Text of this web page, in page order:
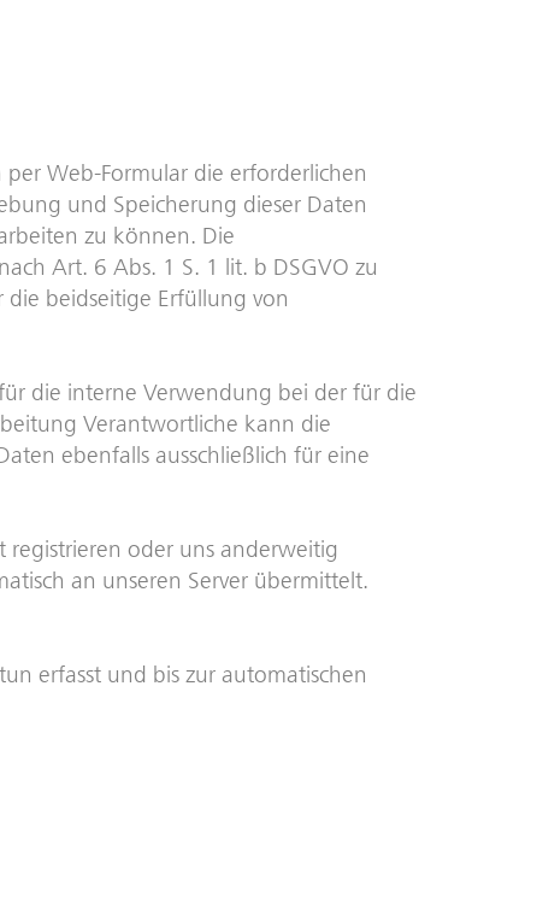
Web-Formular die erforderlichen
und Speicherung dieser Daten
zu können. Die
Art. 6 Abs. 1 S. 1 lit. b DSGVO zu
beidseitige Erfüllung von
die interne Verwendung bei der für die
Verantwortliche kann die
ebenfalls ausschließlich für eine
registrieren oder uns anderweitig
an unseren Server übermittelt.
erfasst und bis zur automatischen